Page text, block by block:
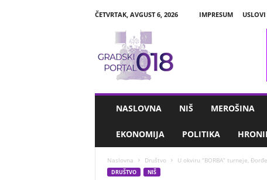
ČETVRTAK, AVGUST 6, 2026 IMPRESUM
NASLOVNA NIŠ MEROŠINA
EKONOMIJA POLITIKA
Naslovna Društvo U okviru “BORBA” turneje,
DRUŠTVO NIŠ